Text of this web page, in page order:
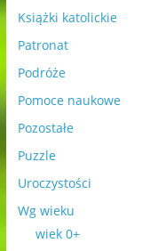
Książki katolickie
Patronat
Podróże
Pomoce naukowe
Pozostałe
Puzzle
Uroczystości
Wg wieku
wiek 0+